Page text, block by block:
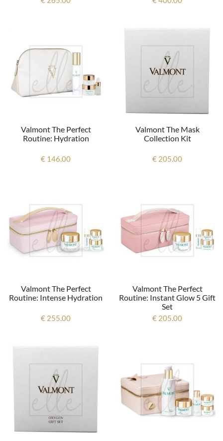
Valmont The Perfect
Routine: Hydration
€ 146.00
Valmont The Mask
Collection Kit
€ 205.00
Valmont The Perfect
Routine: Intense Hydration
€ 255.00
Valmont The Perfect
Routine: Instant Glow 5 Gift
Set
€ 205.00